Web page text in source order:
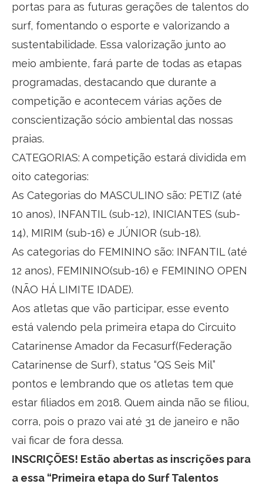
portas para as futuras gerações de talentos do
surf, fomentando o esporte e valorizando a
sustentabilidade. Essa valorização junto ao
meio ambiente, fará parte de todas as etapas
programadas, destacando que durante a
competição e acontecem várias ações de
conscientização sócio ambiental das nossas
praias.
CATEGORIAS: A competição estará dividida em
oito categorias:
As Categorias do MASCULINO são: PETIZ (até
10 anos), INFANTIL (sub-12), INICIANTES (sub-
14), MIRIM (sub-16) e JÚNIOR (sub-18).
As categorias do FEMININO são: INFANTIL (até
12 anos), FEMININO(sub-16) e FEMININO OPEN
(NÃO HÁ LIMITE IDADE).
Aos atletas que vão participar, esse evento
está valendo pela primeira etapa do Circuito
Catarinense Amador da Fecasurf(Federação
Catarinense de Surf), status “QS Seis Mil”
pontos e lembrando que os atletas tem que
estar filiados em 2018. Quem ainda não se filiou,
corra, pois o prazo vai até 31 de janeiro e não
vai ficar de fora dessa.
INSCRIÇÕES! Estão abertas as inscrições para
a essa “Primeira etapa do Surf Talentos